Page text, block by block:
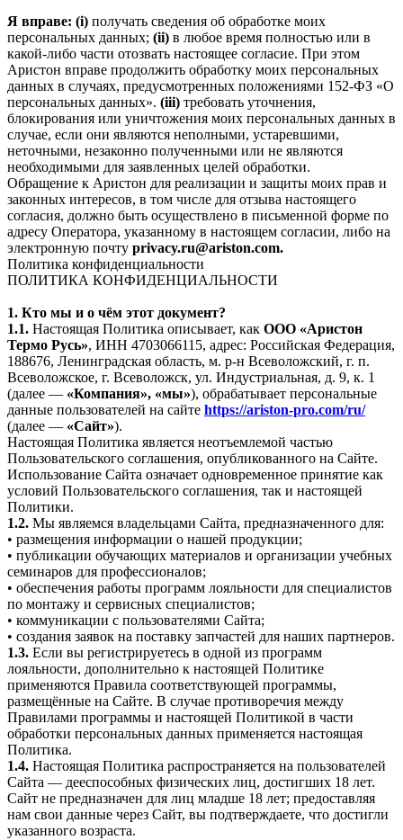
Я вправе: (i) получать сведения об обработке моих
персональных данных; (ii) в любое время полностью или в
какой-либо части отозвать настоящее согласие. При этом
Аристон вправе продолжить обработку моих персональных
данных в случаях, предусмотренных положениями 152-ФЗ «О
персональных данных». (iii) требовать уточнения,
блокирования или уничтожения моих персональных данных в
случае, если они являются неполными, устаревшими,
неточными, незаконно полученными или не являются
необходимыми для заявленных целей обработки.
Обращение к Аристон для реализации и защиты моих прав и
законных интересов, в том числе для отзыва настоящего
согласия, должно быть осуществлено в письменной форме по
адресу Оператора, указанному в настоящем согласии, либо на
электронную почту privacy.ru@ariston.com.
Политика конфиденциальности
ПОЛИТИКА КОНФИДЕНЦИАЛЬНОСТИ
1. Кто мы и о чём этот документ?
1.1. Настоящая Политика описывает, как ООО «Аристон
Термо Русь», ИНН 4703066115, адрес: Российская Федерация,
188676, Ленинградская область, м. р-н Всеволожский, г. п.
Всеволожское, г. Всеволожск, ул. Индустриальная, д. 9, к. 1
(далее — «Компания», «мы»), обрабатывает персональные
данные пользователей на сайте https://ariston-pro.com/ru/
(далее — «Сайт»).
Настоящая Политика является неотъемлемой частью
Пользовательского соглашения, опубликованного на Сайте.
Использование Сайта означает одновременное принятие как
условий Пользовательского соглашения, так и настоящей
Политики.
1.2. Мы являемся владельцами Сайта, предназначенного для:
• размещения информации о нашей продукции;
• публикации обучающих материалов и организации учебных
семинаров для профессионалов;
• обеспечения работы программ лояльности для специалистов
по монтажу и сервисных специалистов;
• коммуникации с пользователями Сайта;
• создания заявок на поставку запчастей для наших партнеров.
1.3. Если вы регистрируетесь в одной из программ
лояльности, дополнительно к настоящей Политике
применяются Правила соответствующей программы,
размещённые на Сайте. В случае противоречия между
Правилами программы и настоящей Политикой в части
обработки персональных данных применяется настоящая
Политика.
1.4. Настоящая Политика распространяется на пользователей
Сайта — дееспособных физических лиц, достигших 18 лет.
Сайт не предназначен для лиц младше 18 лет; предоставляя
нам свои данные через Сайт, вы подтверждаете, что достигли
указанного возраста.